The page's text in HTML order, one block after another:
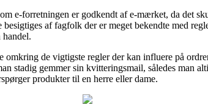
e-forretningen er godkendt af e-mærket, da det
af fagfolk der er meget bekendte med
de vigtigste regler der kan influere på
stadig gemmer sin kvitteringsmail, således man
produkter til en herre eller dame.